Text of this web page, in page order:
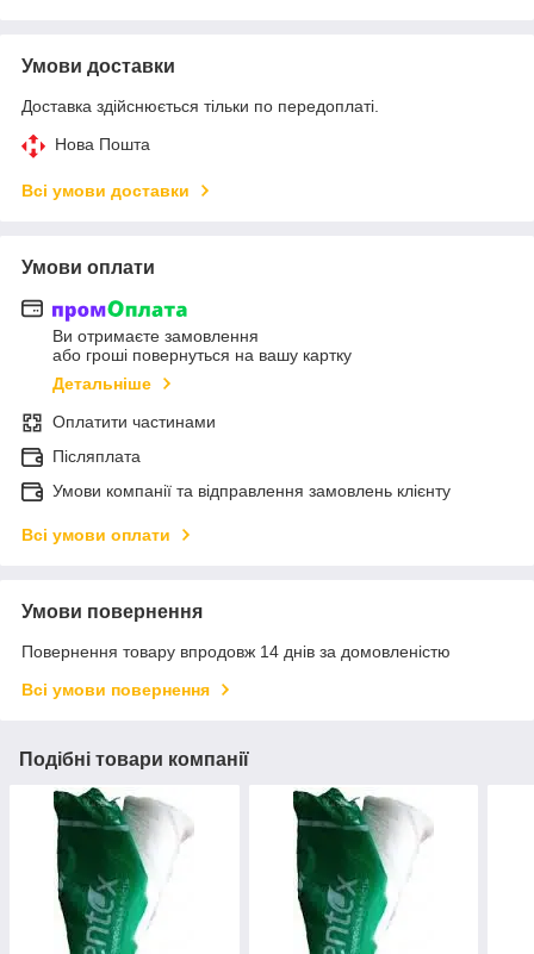
Умови доставки
Доставка здійснюється тільки по передоплаті.
Нова Пошта
Всі умови доставки
Умови оплати
Ви отримаєте замовлення
або гроші повернуться на вашу картку
Детальніше
Оплатити частинами
Післяплата
Умови компанії та відправлення замовлень клієнту
Всі умови оплати
Умови повернення
Повернення товару впродовж 14 днів за домовленістю
Всі умови повернення
Подібні товари компанії